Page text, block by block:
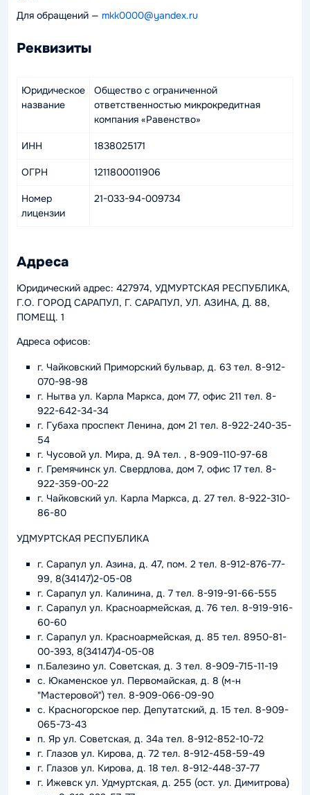
Для обращений — mkk0000@yandex.ru
Реквизиты
Юридическое
название
Общество с ограниченной
ответственностью микрокредитная
компания «Равенство»
ИНН 1838025171
ОГРН 1211800011906
Номер
лицензии
21-033-94-009734
Адреса
Юридический адрес: 427974, УДМУРТСКАЯ РЕСПУБЛИКА,
Г.О. ГОРОД САРАПУЛ, Г. САРАПУЛ, УЛ. АЗИНА, Д. 88,
ПОМЕЩ. 1
Адреса офисов:
г. Чайковский Приморский бульвар, д. 63 тел. 8-912-
070-98-98
г. Нытва ул. Карла Маркса, дом 77, офис 211 тел. 8-
922-642-34-34
г. Губаха проспект Ленина, дом 21 тел. 8-922-240-35-
54
г. Чусовой ул. Мира, д. 9А тел. , 8-909-110-97-68
г. Гремячинск ул. Свердлова, дом 7, офис 17 тел. 8-
922-359-00-22
г. Чайковский ул. Карла Маркса, д. 27 тел. 8-922-310-
86-80
УДМУРТСКАЯ РЕСПУБЛИКА
г. Сарапул ул. Азина, д. 47, пом. 2 тел. 8-912-876-77-
99, 8(34147)2-05-08
г. Сарапул ул. Калинина, д. 7 тел. 8-919-91-66-555
г. Сарапул ул. Красноармейская, д. 76 тел. 8-919-916-
60-60
г. Сарапул ул. Красноармейская, д. 85 тел. 8950-81-
00-393, 8(34147)4-05-08
п.Балезино ул. Советская, д. 3 тел. 8-909-715-11-19
с. Юкаменское ул. Первомайская, д. 8 (м-н
"Мастеровой") тел. 8-909-066-09-90
с. Красногорское пер. Депутатский, д. 15 тел. 8-909-
065-73-43
п. Яр ул. Советская, д. 34а тел. 8-912-852-10-72
г. Глазов ул. Кирова, д. 72 тел. 8-912-458-59-49
г. Глазов ул. Кирова, д. 18 тел. 8-912-448-37-77
г. Ижевск ул. Удмуртская, д. 255 (ост. ул. Димитрова)